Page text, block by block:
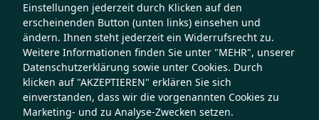
Einstellungen jederzeit durch Klicken auf den
erscheinenden Button (unten links) einsehen und
ändern. Ihnen steht jederzeit ein Widerrufsrecht zu.
Weitere Informationen finden Sie unter "MEHR", unserer
Datenschutzerklärung sowie unter Cookies. Durch
klicken auf "AKZEPTIEREN" erklären Sie sich
einverstanden, dass wir die vorgenannten Cookies zu
Marketing- und zu Analyse-Zwecken setzen.